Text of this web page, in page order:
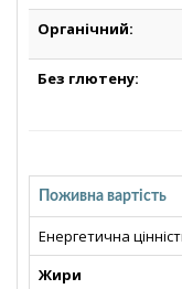
Органічний:
Без глютену:
Поживна вартість
Енергетична
Жири